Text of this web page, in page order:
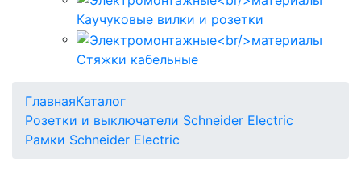
Каучуковые вилки и розетки
Стяжки кабельные
ГлавнаяКаталог
Розетки и выключатели Schneider Electric
Рамки Schneider Electric